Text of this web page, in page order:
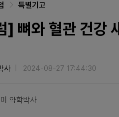
특별기고
] 뼈와 혈관 건강
사 2024-08-27 17:44:30
약학박사